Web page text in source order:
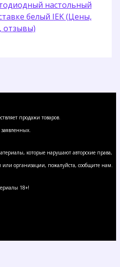
настольный
белый IEK (Цены,
отзывы)
продажи товаров.
которые нарушают авторские права,
организации, пожалуйста, сообщите нам.
18+!